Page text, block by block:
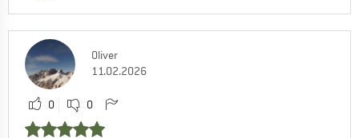
Oliver
11.02.2026
0 0